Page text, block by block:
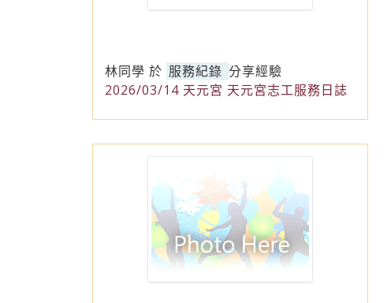
林同學 於 服務紀錄 分享經驗
2026/03/14 天元宮 天元宮志工服務日誌